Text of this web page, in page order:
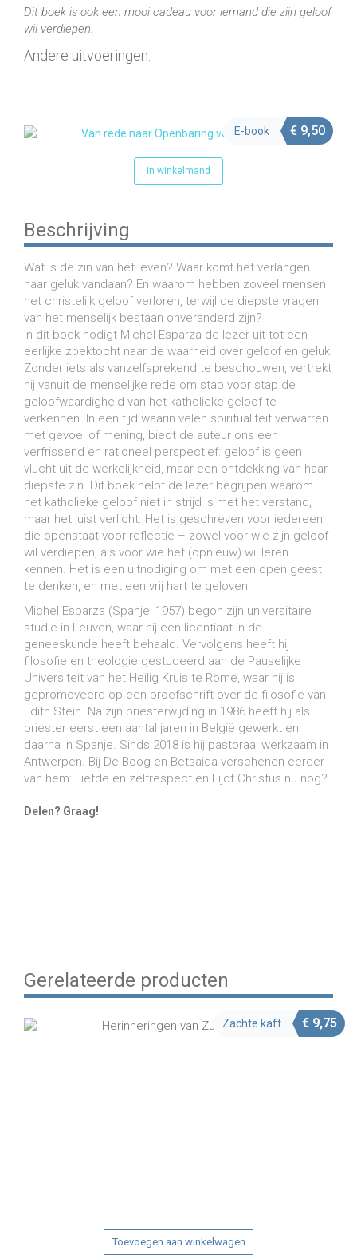
aantal
Dit boek is ook een mooi cadeau voor iemand die zijn geloof
wil verdiepen.
Andere uitvoeringen:
€ 9,50
E-book
In winkelmand
Beschrijving
Wat is de zin van het leven? Waar komt het verlangen
naar geluk vandaan? En waarom hebben zoveel mensen
het christelijk geloof verloren, terwijl de diepste vragen
van het menselijk bestaan onveranderd zijn?
In dit boek nodigt Michel Esparza de lezer uit tot een
eerlijke zoektocht naar de waarheid over geloof en geluk.
Zonder iets als vanzelfsprekend te beschouwen, vertrekt
hij vanuit de menselijke rede om stap voor stap de
geloofwaardigheid van het katholieke geloof te
verkennen. In een tijd waarin velen spiritualiteit verwarren
met gevoel of mening, biedt de auteur ons een
verfrissend en rationeel perspectief: geloof is geen
vlucht uit de werkelijkheid, maar een ontdekking van haar
diepste zin. Dit boek helpt de lezer begrijpen waarom
het katholieke geloof niet in strijd is met het verstand,
maar het juist verlicht. Het is geschreven voor iedereen
die openstaat voor reflectie – zowel voor wie zijn geloof
wil verdiepen, als voor wie het (opnieuw) wil leren
kennen. Het is een uitnodiging om met een open geest
te denken, en met een vrij hart te geloven.
Michel Esparza (Spanje, 1957) begon zijn universitaire
studie in Leuven, waar hij een licentiaat in de
geneeskunde heeft behaald. Vervolgens heeft hij
filosofie en theologie gestudeerd aan de Pauselijke
Universiteit van het Heilig Kruis te Rome, waar hij is
gepromoveerd op een proefschrift over de filosofie van
Edith Stein. Na zijn priesterwijding in 1986 heeft hij als
priester eerst een aantal jaren in België gewerkt en
daarna in Spanje. Sinds 2018 is hij pastoraal werkzaam in
Antwerpen. Bij De Boog en Betsaida verschenen eerder
van hem: Liefde en zelfrespect en Lijdt Christus nu nog?
Delen? Graag!
Gerelateerde producten
Zachte kaft € 9,75
Toevoegen aan winkelwagen